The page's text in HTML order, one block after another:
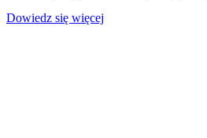
Dowiedz się więcej